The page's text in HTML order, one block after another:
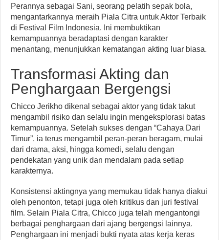
Perannya sebagai Sani, seorang pelatih sepak bola,
mengantarkannya meraih Piala Citra untuk Aktor Terbaik
di Festival Film Indonesia. Ini membuktikan
kemampuannya beradaptasi dengan karakter
menantang, menunjukkan kematangan akting luar biasa.
Transformasi Akting dan
Penghargaan Bergengsi
Chicco Jerikho dikenal sebagai aktor yang tidak takut
mengambil risiko dan selalu ingin mengeksplorasi batas
kemampuannya. Setelah sukses dengan “Cahaya Dari
Timur”, ia terus mengambil peran-peran beragam, mulai
dari drama, aksi, hingga komedi, selalu dengan
pendekatan yang unik dan mendalam pada setiap
karakternya.
Konsistensi aktingnya yang memukau tidak hanya diakui
oleh penonton, tetapi juga oleh kritikus dan juri festival
film. Selain Piala Citra, Chicco juga telah mengantongi
berbagai penghargaan dari ajang bergengsi lainnya.
Penghargaan ini menjadi bukti nyata atas kerja keras